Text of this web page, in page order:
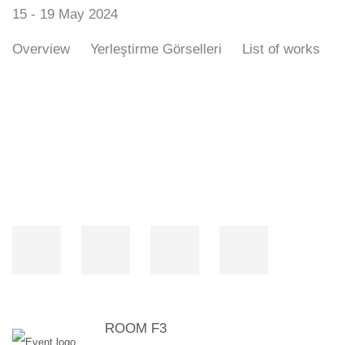
15 - 19 May 2024
Overview Yerleştirme Görselleri List of works
ROOM F3